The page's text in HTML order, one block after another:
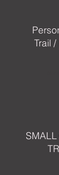
Trail /
SMALL